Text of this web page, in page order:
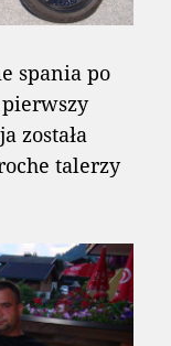
spania po
została
talerzy